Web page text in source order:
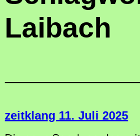
Laibach
zeitklang 11. Juli 2025